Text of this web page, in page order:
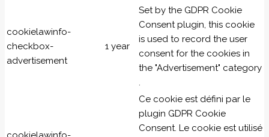
cookielawinfo-
checkbox-
advertisement
1 year
Set by the GDPR Cookie
Consent plugin, this cookie
is used to record the user
consent for the cookies in
the "Advertisement" category
.
Ce cookie est défini par le
plugin GDPR Cookie
Consent. Le cookie est utilisé